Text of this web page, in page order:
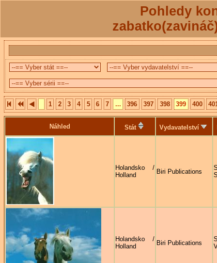
Pohledy
1 2 3 4 5 6 7 ... 396 397 398 399 400
Náhled Stát Vydavatelství
Holandsko /
Holland
Biri Publications
Holandsko /
Holland
Biri Publications